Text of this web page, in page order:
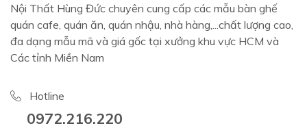
Nội Thất Hùng Đức chuyên cung cấp các mẫu bàn ghế
quán cafe, quán ăn, quán nhậu, nhà hàng,...chất lượng cao,
đa dạng mẫu mã và giá gốc tại xưởng khu vực HCM và
Các tỉnh Miền Nam
Hotline
0972.216.220